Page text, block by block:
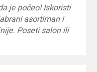
je počeo! Iskoristi
asortiman i
Poseti salon ili